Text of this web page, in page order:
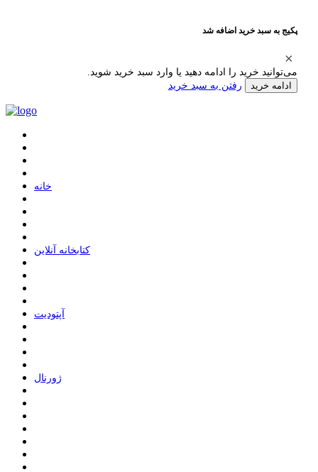
پکیج به سبد خرید اضافه شد
می‌توانید خرید را ادامه دهید یا وارد سبد خرید شوید.
ادامه خرید رفتن به سبد خرید
ﺧﺎﻧﻪ
ﮐﺘﺎﺑﺨﺎﻧﻪ ﺁﻧﻼﯾﻦ
ﺁﭘﺘﻮﺩﯾﺖ
ﮊﻭﺭﻧﺎﻝ